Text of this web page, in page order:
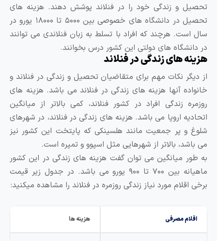
و زندگی خود را در فنلاند پوشش دهند. هزینه های
تحصیل در دانشگاه های خصوصی بین ۵۰۰۰ تا ۱۸۰۰۰ یورو در
هرچند که افراد با تسلط به زبان فنلاندی می توانند
های دولتی این کشور درس بخوانند.
های زندگی در فنلاند
نکات مهم برای متقاضیان تحصیل و زندگی در فنلاند و
آنها هزینه های زندگی در فنلاند می باشد. هزینه های
زندگی افراد در کشور فنلاند، کمی بالاتر از میانگین
اروپا می باشد. هزینه های زندگی در فنلاند، در شهرهای
و پر جمعیت مانند هلسینکی که پایتخت این کشور نیز
بالاتر از شهرهایی مثل اسپوو و تمپره است.
میانگین می توان گفت هزینه های زندگی در این کشور
ماهیانه بین ۷۰۰ تا ۹۰۰ یورو می باشد. در جدول زیر قیمت
مورد نیاز زندگی روزمره در فنلاند را مشاهده میکنید:
مصرفی